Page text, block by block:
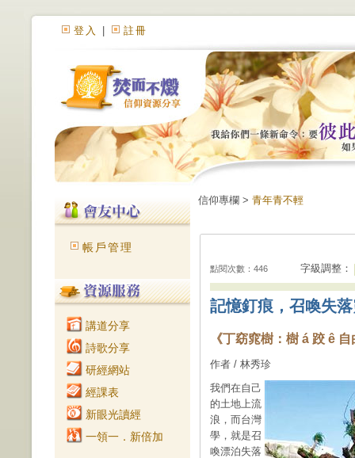
登入 註冊
帳戶管理
講道分享
詩歌分享
研經網站
經課表
新眼光讀經
一領一．新倍加
信仰專欄 > 青年青不輕
點閱次數：446 字級調整：
記憶釘痕，召喚失
《丁窈窕樹：樹 á 跤 ê
作者 / 林秀珍
我們在自己
的土地上流
浪，而台灣
學，就是召
喚漂泊失落